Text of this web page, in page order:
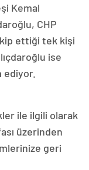
Kemal
CHP
ettiği tek kişi
ise
ediyor.
ile ilgili olarak
üzerinden
geri